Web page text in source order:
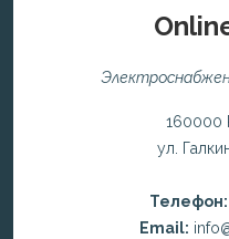
160000
ул.
Телефон:
Email: